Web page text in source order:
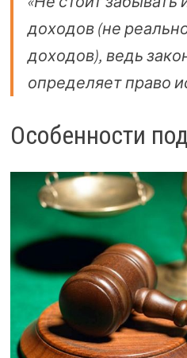
доходов (не
доходов), ведь
определяет право
Особенности